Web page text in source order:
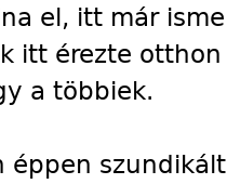
el, itt már
itt érezte
a többiek.
éppen